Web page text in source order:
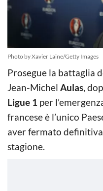
Photo by Xavier Laine/Getty Images
Prosegue la battaglia
Jean-Michel Aulas,
Ligue 1 per
francese è l’unico
aver fermato
stagione.